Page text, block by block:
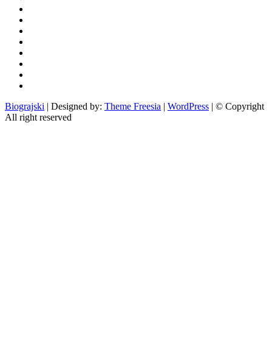
Biograjski | Designed by: Theme Freesia | WordPress | © Copyright
All right reserved